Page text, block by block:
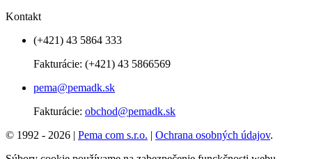
Kontakt
(+421) 43 5864 333
Fakturácie: (+421) 43 5866569
pema@pemadk.sk
Fakturácie: obchod@pemadk.sk
© 1992 - 2026 | Pema com s.r.o. | Ochrana osobných údajov.